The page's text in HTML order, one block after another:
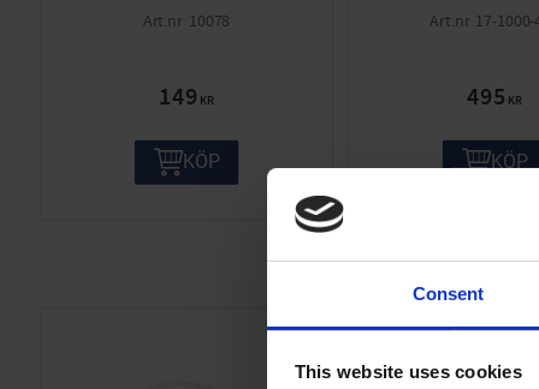
Consent
This website uses cookies
10078
149 KR
KÖP
17-1000-
495 KR
KÖP